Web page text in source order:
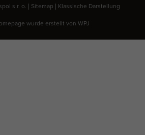
s r. o. | Sitemap Klassische Darstellung
wurde erstellt von WPJ